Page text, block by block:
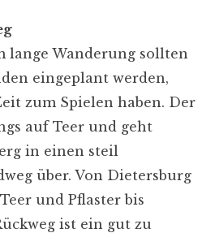
lange Wanderung sollten
eingeplant werden,
zum Spielen haben. Der
auf Teer und geht
in einen steil
über. Von Dietersburg
und Pflaster bis
ist ein gut zu